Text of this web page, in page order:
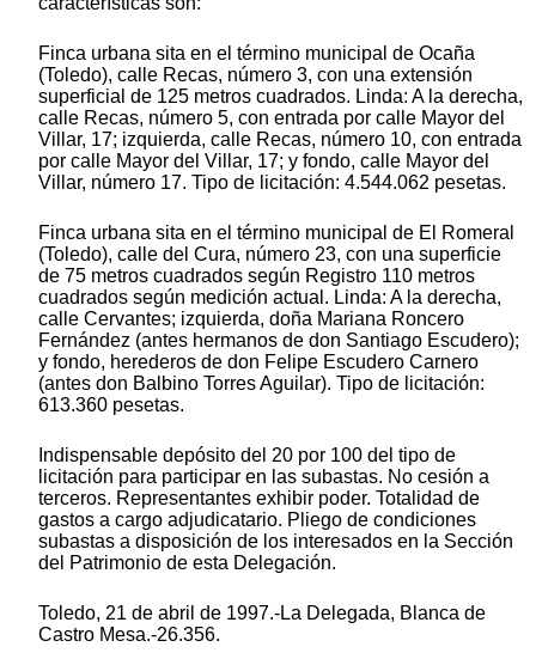
Finca urbana sita en el término municipal de Ocaña
(Toledo), calle Recas, número 3, con una extensión
superficial de 125 metros cuadrados. Linda: A la derecha,
calle Recas, número 5, con entrada por calle Mayor del
Villar, 17; izquierda, calle Recas, número 10, con entrada
por calle Mayor del Villar, 17; y fondo, calle Mayor del
Villar, número 17. Tipo de licitación: 4.544.062 pesetas.
Finca urbana sita en el término municipal de El Romeral
(Toledo), calle del Cura, número 23, con una superficie
de 75 metros cuadrados según Registro 110 metros
cuadrados según medición actual. Linda: A la derecha,
calle Cervantes; izquierda, doña Mariana Roncero
Fernández (antes hermanos de don Santiago Escudero);
y fondo, herederos de don Felipe Escudero Carnero
(antes don Balbino Torres Aguilar). Tipo de licitación:
613.360 pesetas.
Indispensable depósito del 20 por 100 del tipo de
licitación para participar en las subastas. No cesión a
terceros. Representantes exhibir poder. Totalidad de
gastos a cargo adjudicatario. Pliego de condiciones
subastas a disposición de los interesados en la Sección
del Patrimonio de esta Delegación.
Toledo, 21 de abril de 1997.-La Delegada, Blanca de
Castro Mesa.-26.356.